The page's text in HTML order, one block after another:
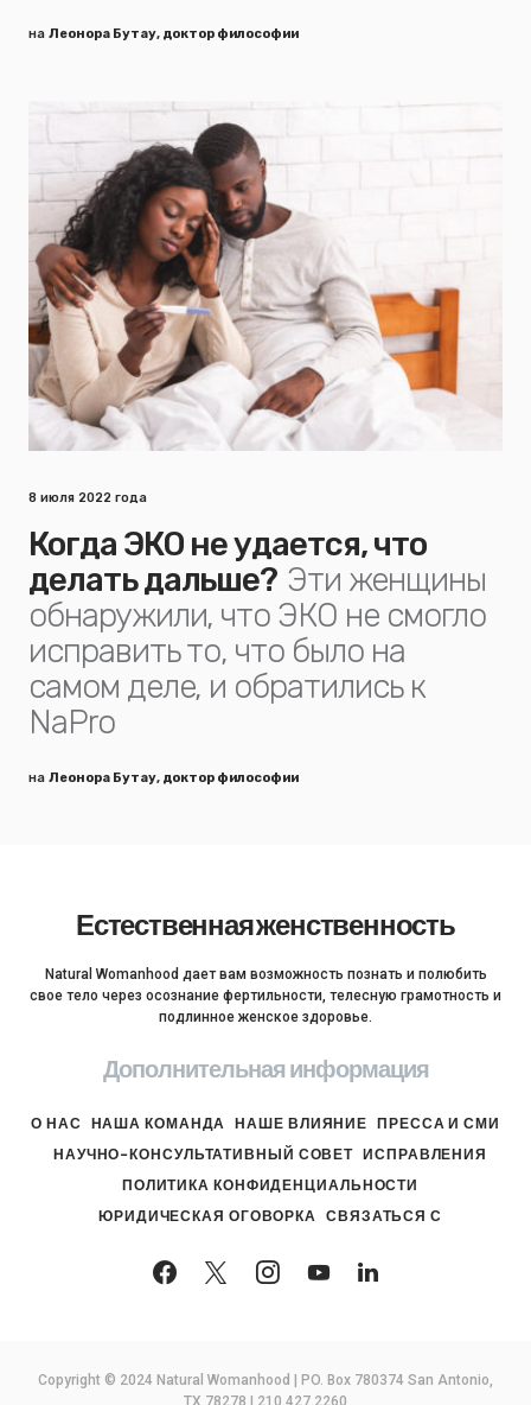
на Леонора Бутау, доктор философии
8 июля 2022 года
Когда ЭКО не удается, что
делать дальше? Эти женщины
обнаружили, что ЭКО не смогло
исправить то, что было на
самом деле, и обратились к
NaPro
на Леонора Бутау, доктор философии
Естественная женственность
Natural Womanhood дает вам возможность познать и полюбить
свое тело через осознание фертильности, телесную грамотность и
подлинное женское здоровье.
Дополнительная информация
О НАС НАША КОМАНДА НАШЕ ВЛИЯНИЕ
ПРЕССА И СМИ
НАУЧНО-КОНСУЛЬТАТИВНЫЙ СОВЕТ ИСПРАВЛЕНИЯ
ПОЛИТИКА КОНФИДЕНЦИАЛЬНОСТИ
ЮРИДИЧЕСКАЯ ОГОВОРКА
СВЯЗАТЬСЯ С
Copyright © 2024 Natural Womanhood | PO. Box 780374 San Antonio,